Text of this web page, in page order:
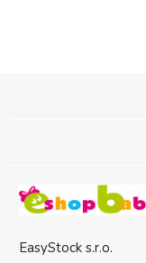
EasyStock s.r.o.